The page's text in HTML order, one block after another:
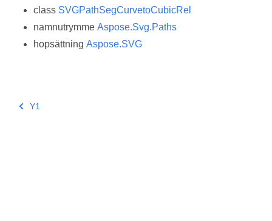
class SVGPathSegCurvetoCubicRel
namnutrymme Aspose.Svg.Paths
hopsättning Aspose.SVG
Y1